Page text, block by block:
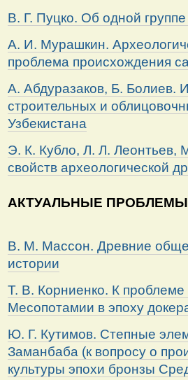
В. Г. Пуцко. Об одной
А. И. Мурашкин.
проблема происхождения
А. Абдуразаков, Б. Болиев.
строительных и
Узбекистана
Э. К. Кубло, Л. Л. Леонтьев,
свойств археологической
АКТУАЛЬНЫЕ
В. М. Массон. Древние
истории
Т. В. Корниенко. К проблеме
Месопотамии в эпоху
Ю. Г. Кутимов. Степные
Заманбаба (к вопросу о
культуры эпохи бронзы